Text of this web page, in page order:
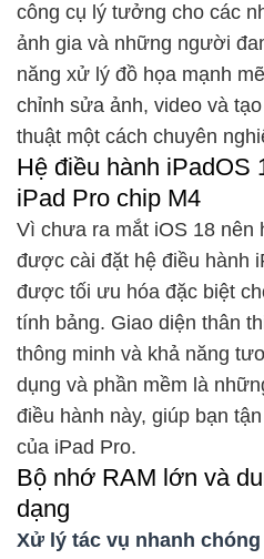
công cụ lý tưởng cho các
ảnh gia và những người
năng xử lý đồ họa mạnh
chỉnh sửa ảnh, video và
thuật một cách chuyên
Hệ điều hành iPadOS
iPad Pro chip M4
Vì chưa ra mắt iOS 18 nên
được cài đặt hệ điều hành
được tối ưu hóa đặc biệt
tính bảng. Giao diện thân
thông minh và khả năng
dụng và phần mềm là
điều hành này, giúp bạn
của iPad Pro.
Bộ nhớ RAM lớn và
dạng
Xử lý tác vụ nhanh chóng